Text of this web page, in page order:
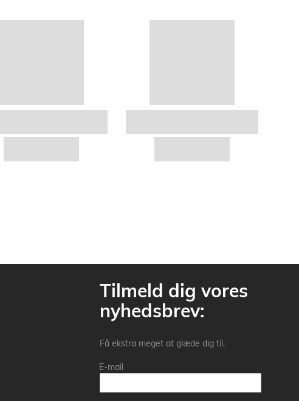
Tilmeld dig vores
nyhedsbrev:
Få ekstra meget at glæde dig til.
E-mail